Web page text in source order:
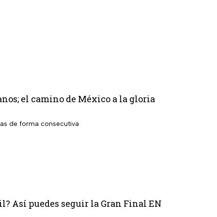
el camino de México a la gloria
de forma consecutiva
Así puedes seguir la Gran Final EN